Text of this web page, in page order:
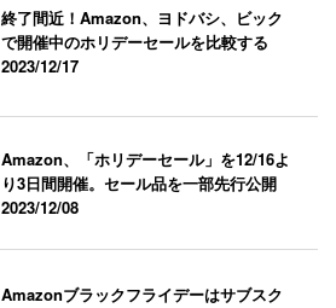
終了間近！Amazon、ヨドバシ、ビック
で開催中のホリデーセールを比較する
2023/12/17
Amazon、「ホリデーセール」を12/16よ
り3日間開催。セール品を一部先行公開
2023/12/08
Amazonブラックフライデーはサブスク